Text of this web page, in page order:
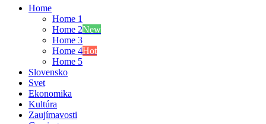
Home
Home 1
Home 2New
Home 3
Home 4Hot
Home 5
Slovensko
Svet
Ekonomika
Kultúra
Zaujímavosti